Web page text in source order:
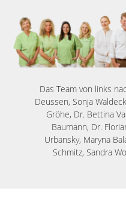
Das Team von links
Deussen, Sonja
Gröhe, Dr. Bettina
Baumann, Dr.
Urbansky, Maryna
Schmitz, Sandra